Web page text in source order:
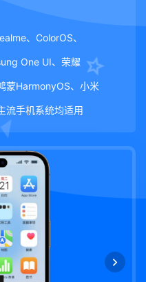
、ColorOS、
One UI、荣耀
蒙HarmonyOS、小米
流手机系统均适用